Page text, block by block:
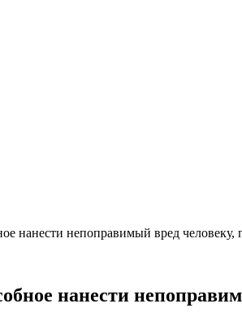
нанести непоправимый вред человеку,
нанести